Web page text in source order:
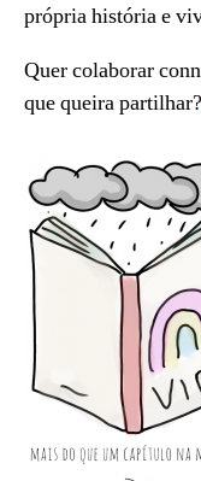
própria história e
Quer colaborar
que queira partilhar?